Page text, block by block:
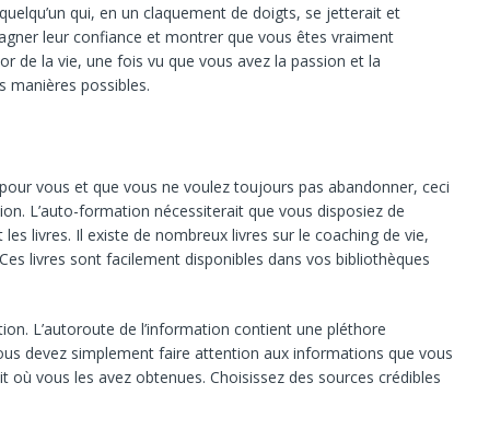
qui, en un claquement de doigts, se jetterait et
leur confiance et montrer que vous êtes vraiment
de la vie, une fois vu que vous avez la passion et la
manières possibles.
vous et que vous ne voulez toujours pas abandonner, ceci
L’auto-formation nécessiterait que vous disposiez de
livres. Il existe de nombreux livres sur le coaching de vie,
livres sont facilement disponibles dans vos bibliothèques
L’autoroute de l’information contient une pléthore
devez simplement faire attention aux informations que vous
où vous les avez obtenues. Choisissez des sources crédibles